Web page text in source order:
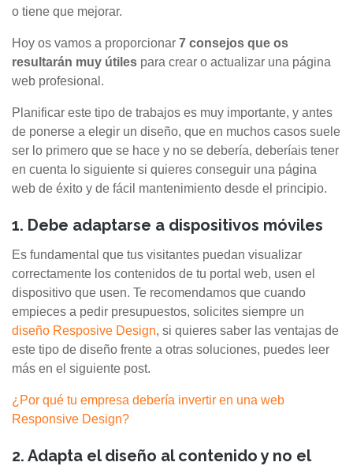
o tiene que mejorar.
Hoy os vamos a proporcionar 7 consejos que os
resultarán muy útiles para crear o actualizar una página
web profesional.
Planificar este tipo de trabajos es muy importante, y antes
de ponerse a elegir un diseño, que en muchos casos suele
ser lo primero que se hace y no se debería, deberíais tener
en cuenta lo siguiente si quieres conseguir una página
web de éxito y de fácil mantenimiento desde el principio.
1. Debe adaptarse a dispositivos móviles
Es fundamental que tus visitantes puedan visualizar
correctamente los contenidos de tu portal web, usen el
dispositivo que usen. Te recomendamos que cuando
empieces a pedir presupuestos, solicites siempre un
diseño Resposive Design, si quieres saber las ventajas de
este tipo de diseño frente a otras soluciones, puedes leer
más en el siguiente post.
¿Por qué tu empresa debería invertir en una web
Responsive Design?
2. Adapta el diseño al contenido y no el